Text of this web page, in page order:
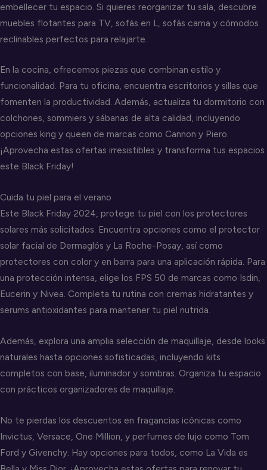
embellecer tu espacio. Si quieres reorganizar tu sala, descubre
muebles flotantes para TV, sofás en L, sofás cama y cómodos
reclinables perfectos para relajarte.
En la cocina, ofrecemos piezas que combinan estilo y
funcionalidad. Para tu oficina, encuentra escritorios y sillas que
fomenten la productividad. Además, actualiza tu dormitorio con
colchones, sommiers y sábanas de alta calidad, incluyendo
opciones king y queen de marcas como Cannon y Piero.
¡Aprovecha estas ofertas irresistibles y transforma tus espacios
este Black Friday!
Cuida tu piel para el verano
Este Black Friday 2024, protege tu piel con los protectores
solares más solicitados. Encuentra opciones como el protector
solar facial de Dermaglós y La Roche-Posay, así como
protectores con color y en barra para una aplicación rápida. Para
una protección intensa, elige los FPS 50 de marcas como Isdin,
Eucerin y Nivea. Completa tu rutina con cremas hidratantes y
serums antioxidantes para mantener tu piel nutrida.
Además, explora una amplia selección de maquillaje, desde looks
naturales hasta opciones sofisticadas, incluyendo kits
completos con base, iluminador y sombras. Organiza tu espacio
con prácticos organizadores de maquillaje.
No te pierdas los descuentos en fragancias icónicas como
Invictus, Versace, One Million, y perfumes de lujo como Tom
Ford y Givenchy. Hay opciones para todos, como La Vida es